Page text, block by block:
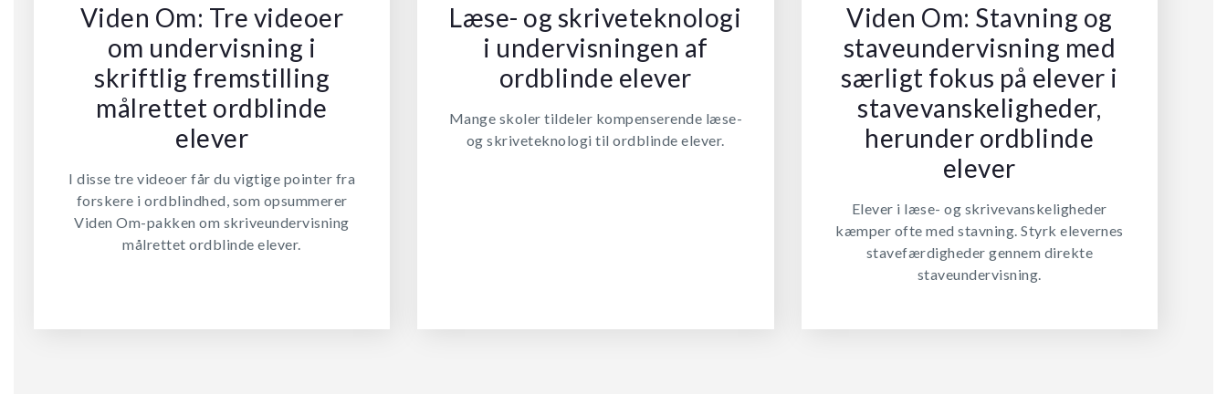
Viden Om: Tre videoer
om undervisning i
skriftlig fremstilling
målrettet ordblinde
elever
I disse tre videoer får du vigtige pointer fra
forskere i ordblindhed, som opsummerer
Viden Om-pakken om skriveundervisning
målrettet ordblinde elever.
Læse- og skriveteknologi
i undervisningen af
ordblinde elever
Mange skoler tildeler kompenserende læse-
og skriveteknologi til ordblinde elever.
Viden Om: Stavning og
staveundervisning med
særligt fokus på elever i
stavevanskeligheder,
herunder ordblinde
elever
Elever i læse- og skrivevanskeligheder
kæmper ofte med stavning. Styrk elevernes
stavefærdigheder gennem direkte
staveundervisning.